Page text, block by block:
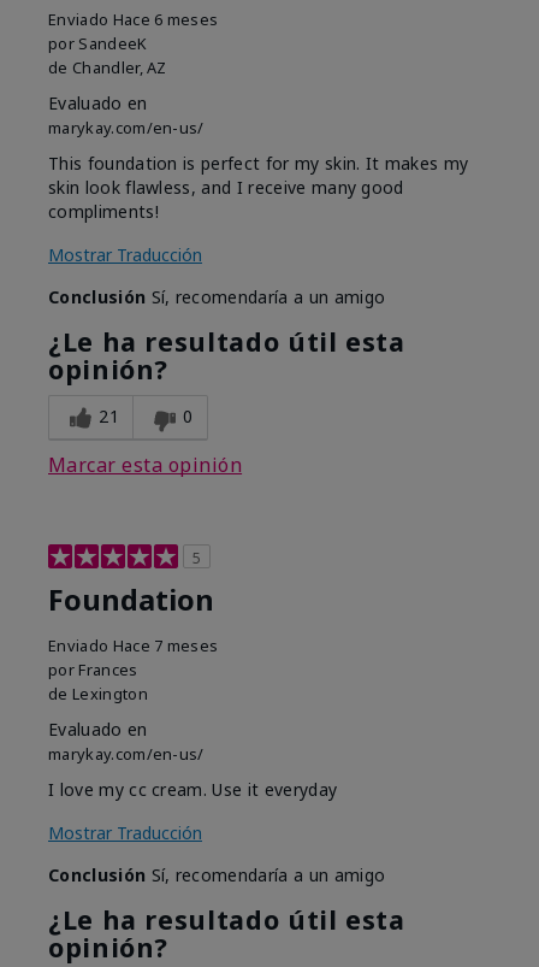
Enviado Hace 6 meses
por SandeeK
de Chandler, AZ
Evaluado en
marykay.com/en-us/
This foundation is perfect for my skin. It makes my
skin look flawless, and I receive many good
compliments!
Mostrar Traducción
Conclusión Sí, recomendaría a un amigo
¿Le ha resultado útil esta
opinión?
21 0
Marcar esta opinión
5
Foundation
Enviado Hace 7 meses
por Frances
de Lexington
Evaluado en
marykay.com/en-us/
I love my cc cream. Use it everyday
Mostrar Traducción
Conclusión Sí, recomendaría a un amigo
¿Le ha resultado útil esta
opinión?